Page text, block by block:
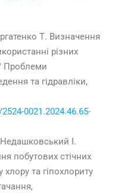
Т. Визначення
різних
Проблеми
та гідравліки,
0021.2024.46.65-
Недашковський І.
побутових стічних
та гіпохлориту